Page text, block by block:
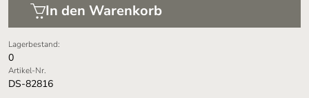
In den Warenkorb
Lagerbestand:
0
Artikel-Nr.
DS-82816